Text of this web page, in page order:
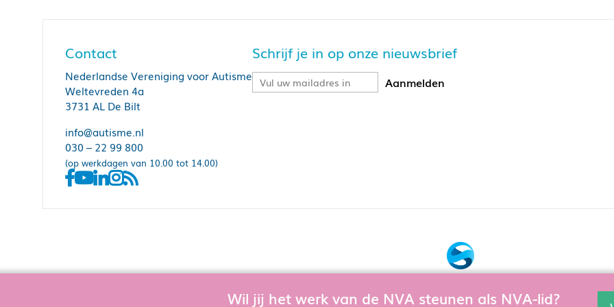
Contact
Nederlandse Vereniging voor Autisme
Weltevreden 4a
3731 AL De Bilt
info@autisme.nl
030 – 22 99 800
(op werkdagen van 10.00 tot 14.00)
Schrijf je in op onze nieuwsbrief
Snowball Ecommerce
Om de website goed te laten functioneren en te verbeteren gebruiken wij cookies. Als u de website
Wil jij het werk van de NVA steunen als NVA-lid?